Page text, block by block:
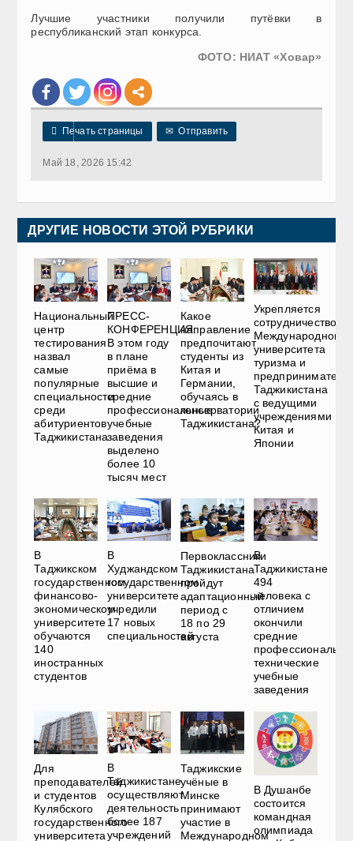
Лучшие участники получили путёвки в
республиканский этап конкурса.
ФОТО: НИАТ «Ховар»
 Печать страницы ✉ Отправить
Май 18, 2026 15:42
ДРУГИЕ НОВОСТИ ЭТОЙ РУБРИКИ
Национальный
центр
тестирования
назвал
самые
популярные
специальности
среди
абитуриентов
Таджикистана
ПРЕСС-
КОНФЕРЕНЦИЯ.
В этом году
в плане
приёма в
высшие и
средние
профессиональные
учебные
заведения
выделено
более 10
тысяч мест
Какое
направление
предпочитают
студенты из
Китая и
Германии,
обучаясь в
консерватории
Таджикистана?
Укрепляется
сотрудничество
Международного
университета
туризма и
Таджикистана
с ведущими
учреждениями
Китая и
Японии
В
Таджикском
государственном
финансово-
экономическом
университете
обучаются
140
иностранных
студентов
В
Худжандском
государственном
университете
учредили
17 новых
специальностей
Первоклассники
Таджикистана
пройдут
адаптационный
период с
18 по 29
августа
В
Таджикистане
494
человека с
отличием
окончили
средние
технические
учебные
заведения
Для
преподавателей
и студентов
Кулябского
государственного
университета
В
Таджикистане
осуществляют
деятельность
более 187
учреждений
Таджикские
учёные в
Минске
принимают
участие в
Международном
В Душанбе
состоится
командная
олимпиада